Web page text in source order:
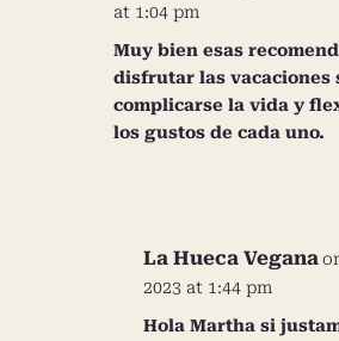
at 1:04 pm
Muy bien esas
disfrutar las vacaciones
complicarse la vida y
los gustos de cada uno.
La Hueca Vegana
2023 at 1:44 pm
Hola Martha si